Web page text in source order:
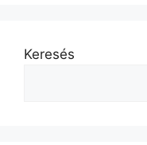
Keresés